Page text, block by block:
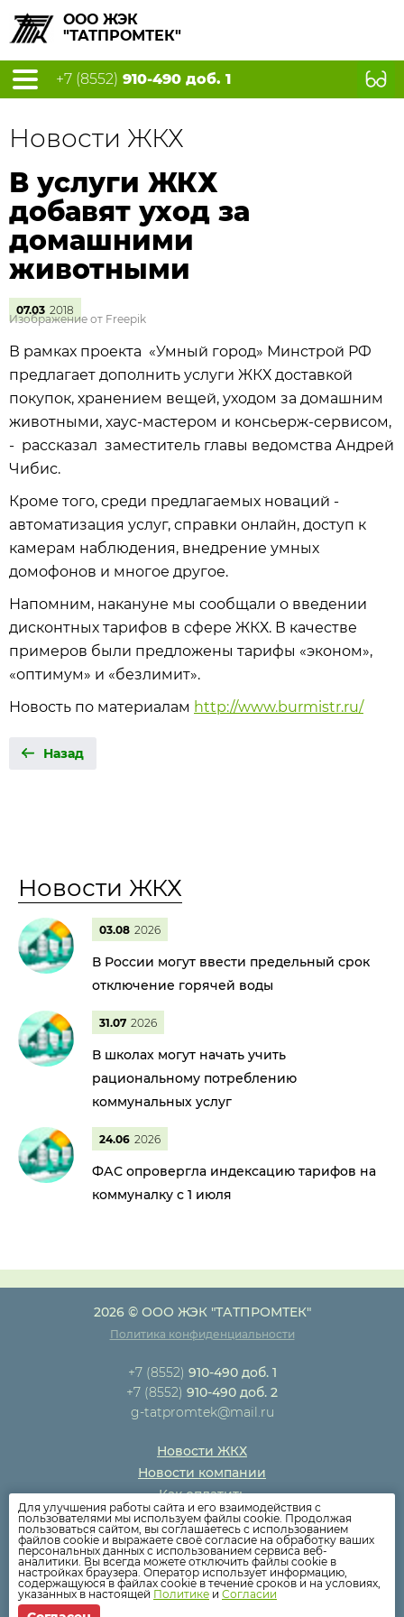
ООО ЖЭК
"ТАТПРОМТЕК"
+7 (8552) 910-490 доб. 1
Новости ЖКХ
В услуги ЖКХ
добавят уход за
домашними
животными
07.03 2018
Изображение от Freepik
В рамках проекта «Умный город» Минстрой РФ
предлагает дополнить услуги ЖКХ доставкой
покупок, хранением вещей, уходом за домашним
животными, хаус-мастером и консьерж-сервисом,
- рассказал заместитель главы ведомства Андрей
Чибис.
Кроме того, среди предлагаемых новаций -
автоматизация услуг, справки онлайн, доступ к
камерам наблюдения, внедрение умных
домофонов и многое другое.
Напомним, накануне мы сообщали о введении
дисконтных тарифов в сфере ЖКХ. В качестве
примеров были предложены тарифы «эконом»,
«оптимум» и «безлимит».
Новость по материалам http://www.burmistr.ru/
Назад
Новости ЖКХ
03.08 2026
В России могут ввести предельный срок
отключение горячей воды
31.07 2026
В школах могут начать учить
рациональному потреблению
коммунальных услуг
24.06 2026
ФАС опровергла индексацию тарифов на
коммуналку с 1 июля
2026 © ООО ЖЭК "ТАТПРОМТЕК"
Политика конфиденциальности
+7 (8552) 910-490 доб. 1
+7 (8552) 910-490 доб. 2
g-tatpromtek@mail.ru
Новости ЖКХ
Новости компании
Как оплатить
Дома
Раскрытие информации
Вопросы
Для улучшения работы сайта и его взаимодействия с
пользователями мы используем файлы cookie. Продолжая
пользоваться сайтом, вы соглашаетесь с использованием
файлов cookie и выражаете своё согласие на обработку ваших
персональных данных с использованием сервиса веб-
аналитики. Вы всегда можете отключить файлы cookie в
настройках браузера. Оператор использует информацию,
содержащуюся в файлах cookie в течение сроков и на условиях,
указанных в настоящей Политике и Согласии